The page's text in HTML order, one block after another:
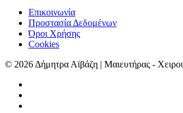
Επικοινωνία
Προστασία Δεδομένων
Όροι Χρήσης
Cookies
© 2026 Δήμητρα Αϊβάζη | Μαιευτήρας -